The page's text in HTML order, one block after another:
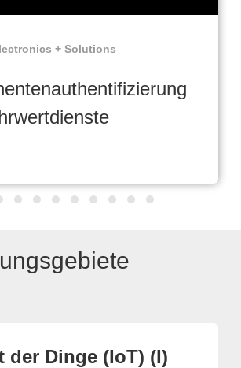
+ Solutions
der Dinge (IoT) (I)